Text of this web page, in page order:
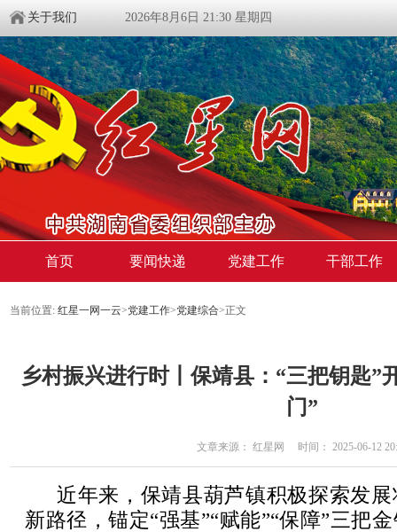
关于我们 2026年8月6日 21:30 星期四
首页 要闻快递 党建工作 干部工作
当前位置: 红星一网一云>党建工作>党建综合>正文
乡村振兴进行时丨保靖县：“三把钥匙”
门”
文章来源： 红星网 时间： 2025-06-12
近年来，保靖县葫芦镇积极探索发
新路径，锚定“强基”“赋能”“保障”三把